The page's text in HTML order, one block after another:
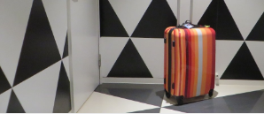
Inhalt
springen